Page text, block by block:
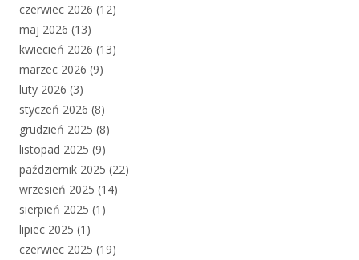
czerwiec 2026 (12)
maj 2026 (13)
kwiecień 2026 (13)
marzec 2026 (9)
luty 2026 (3)
styczeń 2026 (8)
grudzień 2025 (8)
listopad 2025 (9)
październik 2025 (22)
wrzesień 2025 (14)
sierpień 2025 (1)
lipiec 2025 (1)
czerwiec 2025 (19)